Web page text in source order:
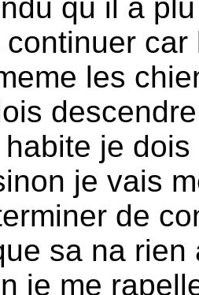
qu il a
les
je
je vais
de
sa na
je me